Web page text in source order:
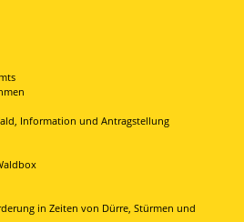
Information und Antragstellung
in Zeiten von Dürre, Stürmen und